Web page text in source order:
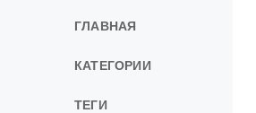
ГЛАВНАЯ
КАТЕГОРИИ
ТЕГИ